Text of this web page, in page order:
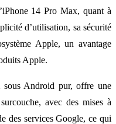
14 Pro Max, quant à
d’utilisation, sa sécurité
Apple, un avantage
Apple.
Android pur, offre une
avec des mises à
des services Google, ce qui